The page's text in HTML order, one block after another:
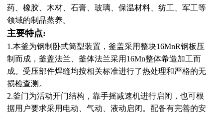
药、橡胶、木材、石膏、玻璃、保温材料、纺工、军工等
领域的制品蒸养。
主要特点:
1.本釜为钢制卧式筒型装置，釜盖采用整块16MnR钢板压
制而成，釜盖法兰、釜体法兰采用16Mn整体希造加工而
成。受压部件焊缝均按相关标准进行了热处理和严格的无
损检查测。
2.釜门为活动开门结构，靠手摇减速机进行启闭，也可根
据用户要求采用电动、气动、液动启闭。配备有完善的安